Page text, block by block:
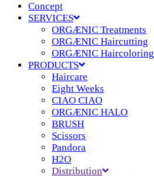
Concept
SERVICES
ORGÆNIC Treatments
ORGÆNIC Haircutting
ORGÆNIC Haircoloring
PRODUCTS
Haircare
Eight Weeks
CIAO CIAO
ORGÆNIC HALO
BRUSH
Scissors
Pandora
H2O
Distribution